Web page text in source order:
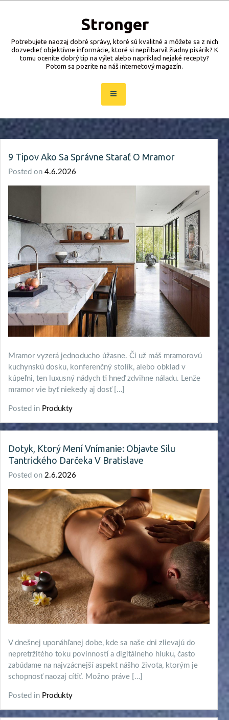
Stronger
Potrebujete naozaj dobré správy, ktoré sú kvalitné a môžete sa z nich
dozvedieť objektívne informácie, ktoré si nepřibarvil žiadny pisárik? K
tomu oceníte dobrý tip na výlet alebo napríklad nejaké recepty?
Potom sa pozrite na náš internetový magazín.
9 Tipov Ako Sa Správne Starať O Mramor
Posted on 4.6.2026
Mramor vyzerá jednoducho úžasne. Či už máš mramorovú
kuchynskú dosku, konferenčný stolík, alebo obklad v
kúpeľni, ten luxusný nádych ti hneď zdvihne náladu. Lenže
mramor vie byť niekedy aj dosť […]
Posted in Produkty
Dotyk, Ktorý Mení Vnímanie: Objavte Silu
Tantrického Darčeka V Bratislave
Posted on 2.6.2026
V dnešnej uponáhľanej dobe, kde sa naše dni zlievajú do
nepretržitého toku povinností a digitálneho hluku, často
zabúdame na najvzácnejší aspekt nášho života, ktorým je
schopnosť naozaj cítiť. Možno práve […]
Posted in Produkty